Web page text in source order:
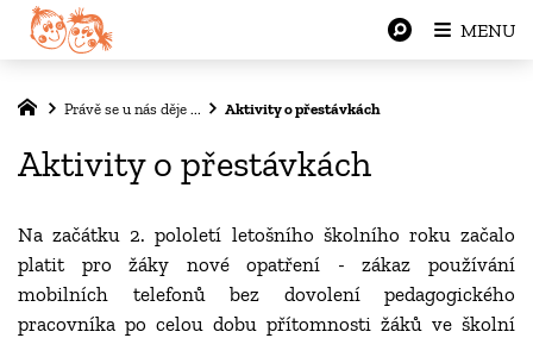
Právě se u nás děje ... Aktivity o přestávkách
Aktivity o přestávkách
Na začátku 2. pololetí letošního školního roku začalo
platit pro žáky nové opatření - zákaz používání
mobilních telefonů bez dovolení pedagogického
pracovníka po celou dobu přítomnosti žáků ve školní
MENU